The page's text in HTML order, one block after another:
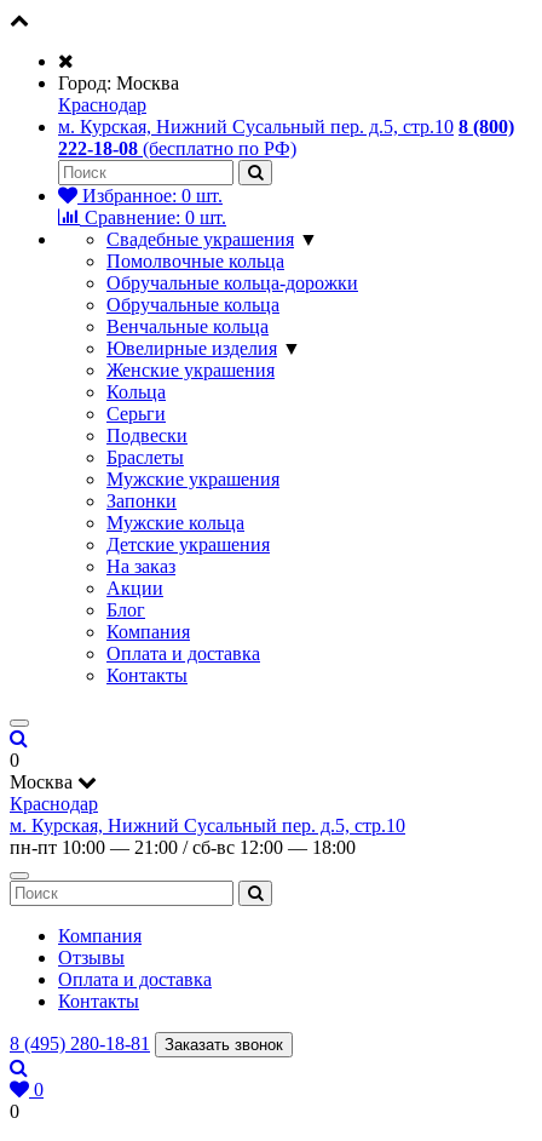
Город: Москва
Краснодар
м. Курская, Нижний Сусальный пер. д.5, стр.10 8 (800)
222-18-08 (бесплатно по РФ)
Избранное: 0 шт.
Сравнение: 0 шт.
Свадебные украшения ▼
Помолвочные кольца
Обручальные кольца-дорожки
Обручальные кольца
Венчальные кольца
Ювелирные изделия ▼
Женские украшения
Кольца
Серьги
Подвески
Браслеты
Мужские украшения
Запонки
Мужские кольца
Детские украшения
На заказ
Акции
Блог
Компания
Оплата и доставка
Контакты
0
Москва
Краснодар
м. Курская, Нижний Сусальный пер. д.5, стр.10
пн-пт 10:00 — 21:00 / сб-вс 12:00 — 18:00
Компания
Отзывы
Оплата и доставка
Контакты
8 (495) 280-18-81 Заказать звонок
0
0